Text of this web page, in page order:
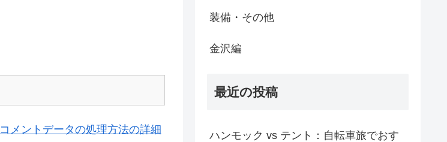
コメントデータの処理方法の詳細
装備・その他
金沢編
最近の投稿
ハンモック vs テント：自転車旅でおす